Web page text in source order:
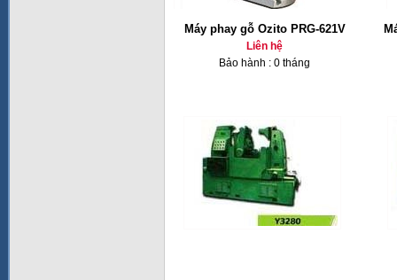
Máy phay gỗ Ozito PRG-621V
Liên hệ
Bảo hành : 0 tháng